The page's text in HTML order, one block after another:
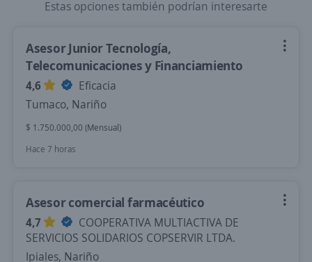
Estas opciones también podrían interesarte
Asesor Junior Tecnología,
Telecomunicaciones y Financiamiento
4,6
Eficacia
Tumaco, Nariño
$ 1.750.000,00 (Mensual)
Hace 7 horas
Asesor comercial farmacéutico
4,7
COOPERATIVA MULTIACTIVA DE
SERVICIOS SOLIDARIOS COPSERVIR LTDA.
Ipiales, Nariño